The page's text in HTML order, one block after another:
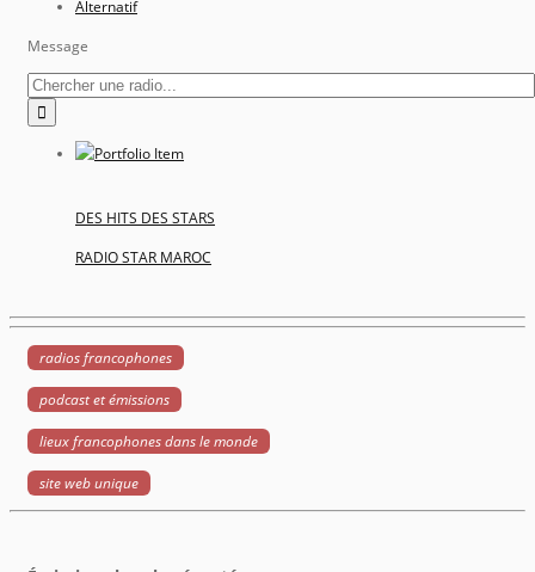
Alternatif
Message
DES HITS DES STARS
RADIO STAR MAROC
radios francophones
podcast et émissions
lieux francophones dans le monde
site web unique